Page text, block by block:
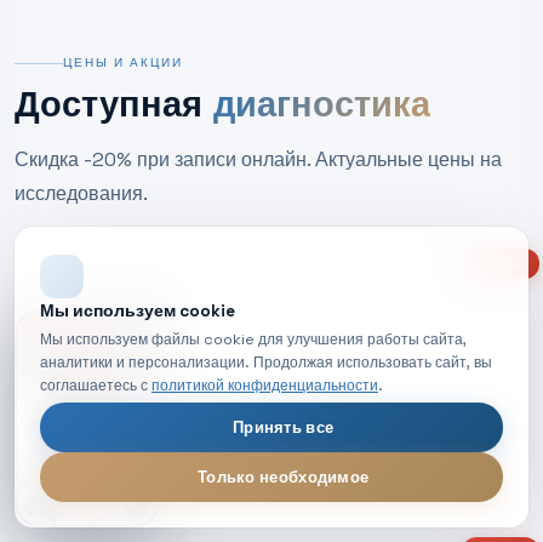
ЦЕНЫ И АКЦИИ
Доступная диагностика
Скидка -20% при записи онлайн. Актуальные цены на
исследования.
МРТ головы
4 500
5 600
Мы используем cookie
Мы используем файлы cookie для улучшения работы сайта,
аналитики и персонализации. Продолжая использовать сайт, вы
соглашаетесь сполитикой конфиденциальности.
Принять все
Только необходимое